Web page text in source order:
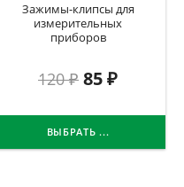
Зажимы-клипсы для
измерительных
приборов
120₽ 85₽
ВЫБРАТЬ ...